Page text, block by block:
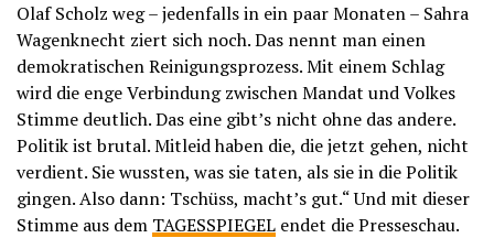
Olaf Scholz weg – jedenfalls in ein paar Monaten – Sahra
Wagenknecht ziert sich noch. Das nennt man einen
demokratischen Reinigungsprozess. Mit einem Schlag
wird die enge Verbindung zwischen Mandat und Volkes
Stimme deutlich. Das eine gibt’s nicht ohne das andere.
Politik ist brutal. Mitleid haben die, die jetzt gehen, nicht
verdient. Sie wussten, was sie taten, als sie in die Politik
gingen. Also dann: Tschüss, macht’s gut.“ Und mit dieser
Stimme aus dem TAGESSPIEGEL endet die Presseschau.